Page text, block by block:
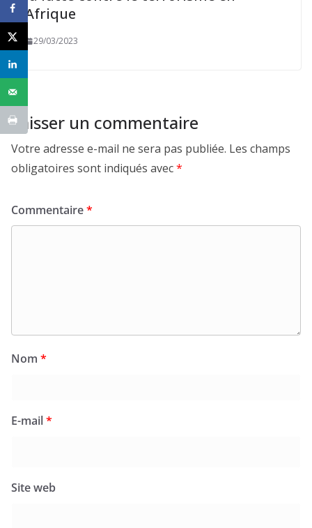
Afrique
29/03/2023
Laisser un commentaire
Votre adresse e-mail ne sera pas publiée. Les champs
obligatoires sont indiqués avec*
Commentaire*
Nom *
E-mail*
Site web